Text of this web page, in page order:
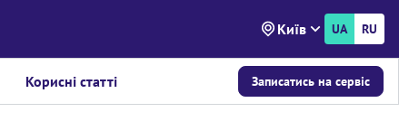
Київ UA RU
Корисні статті Записатись на сервіс